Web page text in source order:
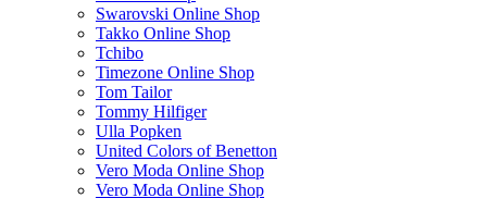
Swarovski Online Shop
Takko Online Shop
Tchibo
Timezone Online Shop
Tom Tailor
Tommy Hilfiger
Ulla Popken
United Colors of Benetton
Vero Moda Online Shop
Vero Moda Online Shop